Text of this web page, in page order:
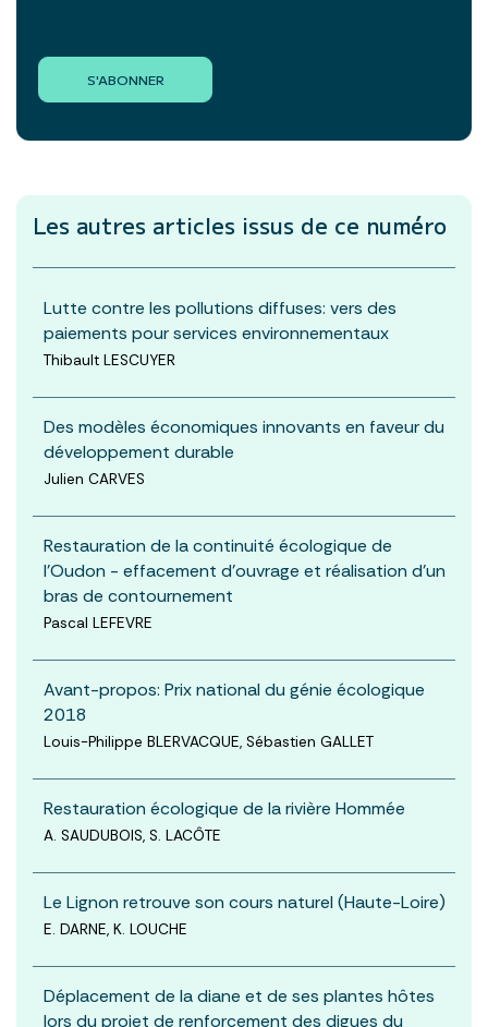
S'ABONNER
Les autres articles issus de ce numéro
Lutte contre les pollutions diffuses: vers des
paiements pour services environnementaux
Thibault LESCUYER
Des modèles économiques innovants en faveur du
développement durable
Julien CARVES
Restauration de la continuité écologique de
l’Oudon - effacement d’ouvrage et réalisation d’un
bras de contournement
Pascal LEFEVRE
Avant-propos: Prix national du génie écologique
2018
Louis-Philippe BLERVACQUE, Sébastien GALLET
Restauration écologique de la rivière Hommée
A. SAUDUBOIS, S. LACÔTE
Le Lignon retrouve son cours naturel (Haute-Loire)
E. DARNE, K. LOUCHE
Déplacement de la diane et de ses plantes hôtes
lors du projet de renforcement des digues du